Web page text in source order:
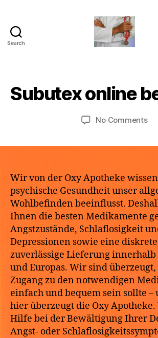
Search
Categories
U
N
O
Z
E
D
Subutex online
p
t
y
2
2
2
No Commentson
Wir von der Oxy Apotheke
psychische Gesundheit unser
Wohlbefinden beeinflusst.
Ihnen die besten Medikamente
Angstzustände, Schlaflosigkeit
Depressionen sowie eine
zuverlässige Lieferung innerhalb
und Europas. Wir sind überzeugt,
Zugang zu den notwendigen
einfach und bequem sein sollte –
hier überzeugt die Oxy Apotheke.
Hilfe bei der Bewältigung Ihrer
Angst- oder